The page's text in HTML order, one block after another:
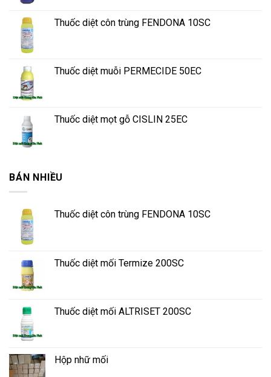
Thuốc diệt côn trùng FENDONA 10SC
Thuốc diệt muỗi PERMECIDE 50EC
Thuốc diệt mọt gỗ CISLIN 25EC
BÁN NHIỀU
Thuốc diệt côn trùng FENDONA 10SC
Thuốc diệt mối Termize 200SC
Thuốc diệt mối ALTRISET 200SC
Hộp nhữ mối